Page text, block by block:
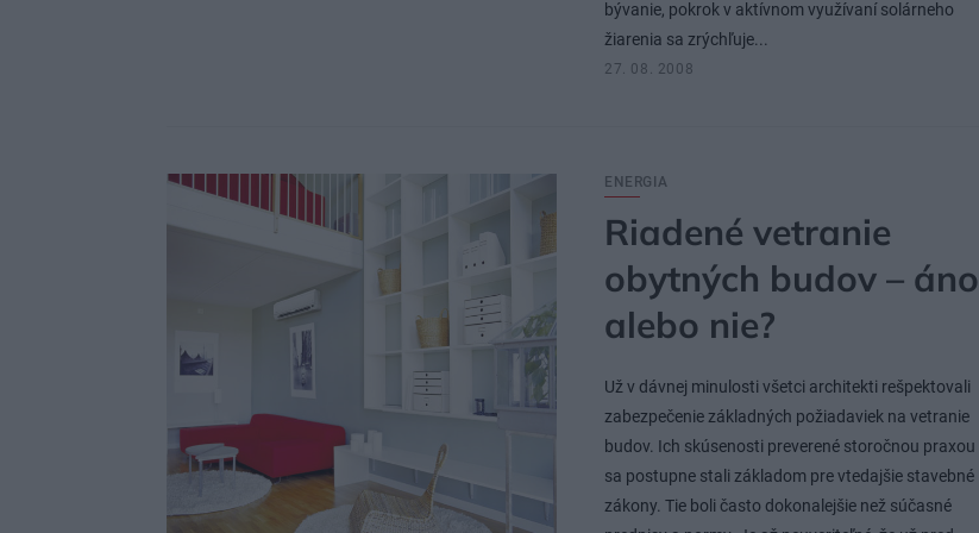
bývanie, pokrok v aktívnom využívaní solárneho
žiarenia sa zrýchľuje...
27. 08. 2008
ENERGIA
Riadené vetranie
obytných budov – áno
alebo nie?
Už v dávnej minulosti všetci architekti rešpektovali
zabezpečenie základných požiadaviek na vetranie
budov. Ich skúsenosti preverené storočnou praxou
sa postupne stali základom pre vtedajšie stavebné
zákony. Tie boli často dokonalejšie než súčasné